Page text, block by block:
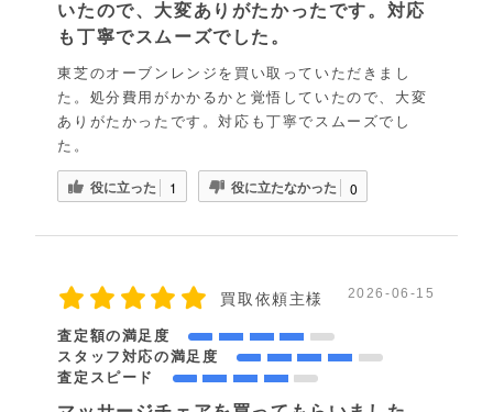
いたので、大変ありがたかったです。対応
も丁寧でスムーズでした。
東芝のオーブンレンジを買い取っていただきまし
た。処分費用がかかるかと覚悟していたので、大変
ありがたかったです。対応も丁寧でスムーズでし
た。
役に立った 1 役に立たなかった 0
買取依頼主様 2026-06-15
査定額の満足度
スタッフ対応の満足度
査定スピード